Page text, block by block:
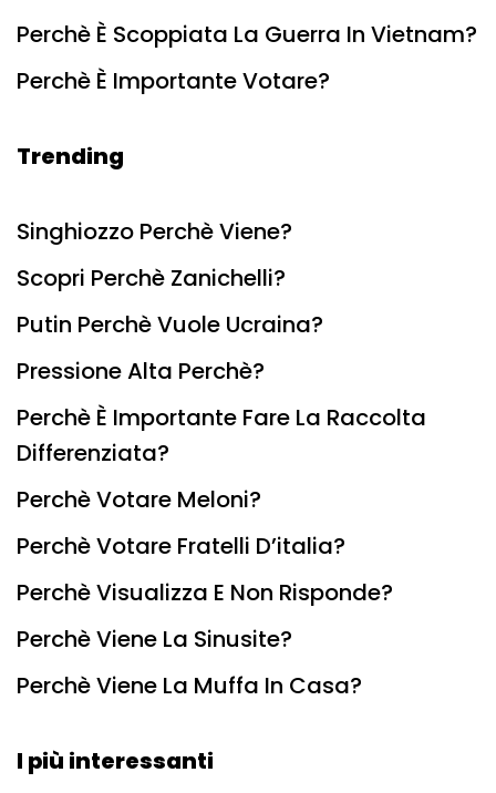
Perchè È Scoppiata La Guerra In Vietnam?
Perchè È Importante Votare?
Trending
Singhiozzo Perchè Viene?
Scopri Perchè Zanichelli?
Putin Perchè Vuole Ucraina?
Pressione Alta Perchè?
Perchè È Importante Fare La Raccolta
Differenziata?
Perchè Votare Meloni?
Perchè Votare Fratelli D’italia?
Perchè Visualizza E Non Risponde?
Perchè Viene La Sinusite?
Perchè Viene La Muffa In Casa?
I più interessanti